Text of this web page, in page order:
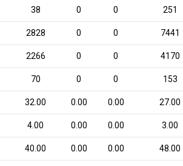
38 0 0 251
2828 0 0 7441
2266 0 0 4170
70 0 0 153
32.00 0.00 0.00 27.00
4.00 0.00 0.00 3.00
40.00 0.00 0.00 48.00